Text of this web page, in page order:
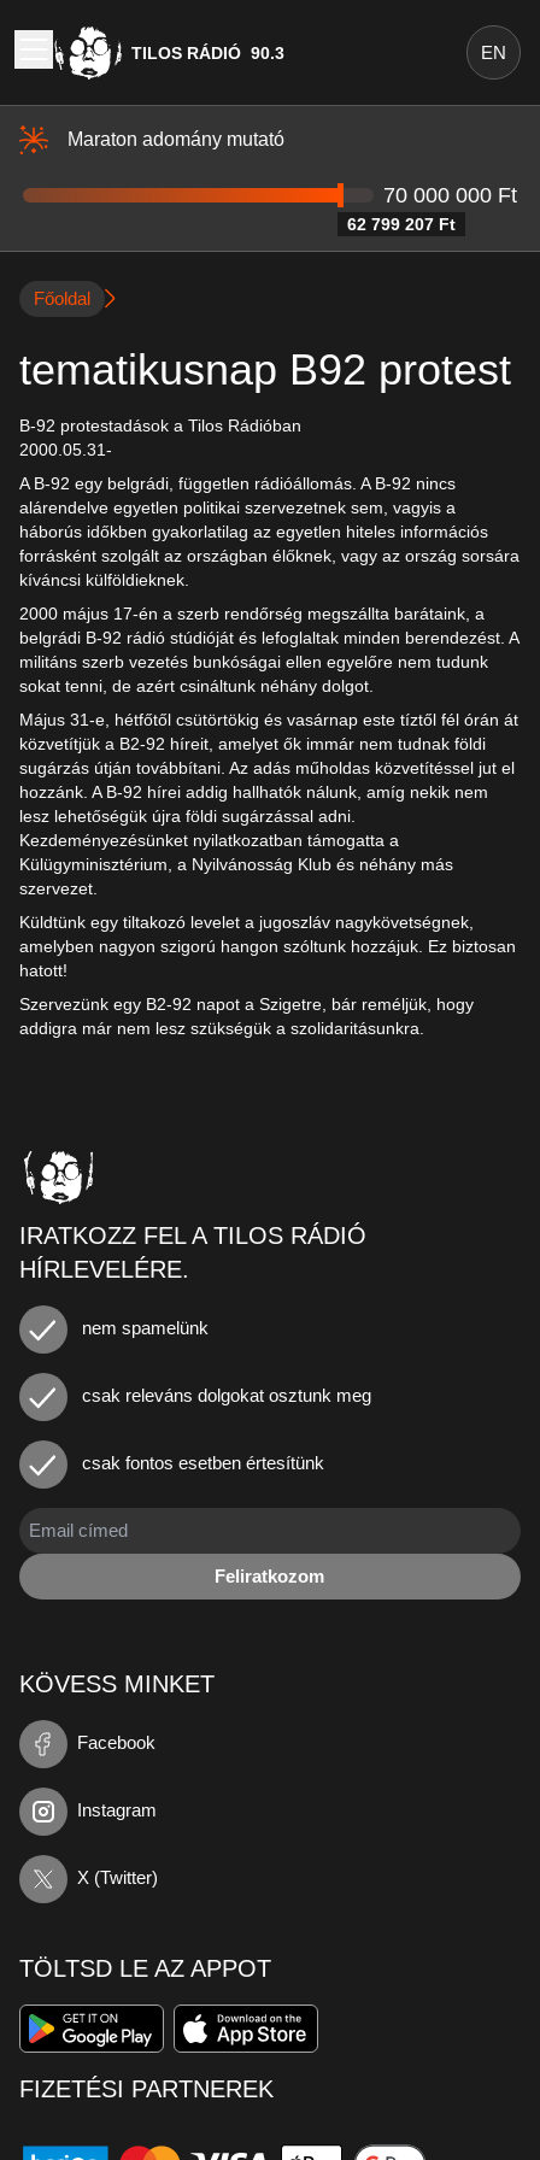
TILOS RÁDIÓ 90.3 EN
Maraton adomány mutató
62 799 207 Ft
70 000 000 Ft
Főoldal
tematikusnap B92 protest
B-92 protestadások a Tilos Rádióban
2000.05.31-
A B-92 egy belgrádi, független rádióállomás. A B-92 nincs
alárendelve egyetlen politikai szervezetnek sem, vagyis a
háborús időkben gyakorlatilag az egyetlen hiteles információs
forrásként szolgált az országban élőknek, vagy az ország sorsára
kíváncsi külföldieknek.
2000 május 17-én a szerb rendőrség megszállta barátaink, a
belgrádi B-92 rádió stúdióját és lefoglaltak minden berendezést. A
militáns szerb vezetés bunkóságai ellen egyelőre nem tudunk
sokat tenni, de azért csináltunk néhány dolgot.
Május 31-e, hétfőtől csütörtökig és vasárnap este tíztől fél órán át
közvetítjük a B2-92 híreit, amelyet ők immár nem tudnak földi
sugárzás útján továbbítani. Az adás műholdas közvetítéssel jut el
hozzánk. A B-92 hírei addig hallhatók nálunk, amíg nekik nem
lesz lehetőségük újra földi sugárzással adni.
Kezdeményezésünket nyilatkozatban támogatta a
Külügyminisztérium, a Nyilvánosság Klub és néhány más
szervezet.
Küldtünk egy tiltakozó levelet a jugoszláv nagykövetségnek,
amelyben nagyon szigorú hangon szóltunk hozzájuk. Ez biztosan
hatott!
Szervezünk egy B2-92 napot a Szigetre, bár reméljük, hogy
addigra már nem lesz szükségük a szolidaritásunkra.
IRATKOZZ FEL A TILOS RÁDIÓ
HÍRLEVELÉRE.
nem spamelünk
csak releváns dolgokat osztunk meg
csak fontos esetben értesítünk
Feliratkozom
KÖVESS MINKET
Facebook
Instagram
X (Twitter)
TÖLTSD LE AZ APPOT
FIZETÉSI PARTNEREK